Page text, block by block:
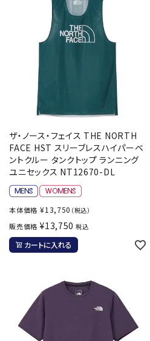
ザ・ノース・フェイス THE NORTH
FACE HST スリーブレスハイパーベ
ントクルー タンクトップ ランニング
ユニセックス NT12670-DL
本体価格 ¥13,750 （税込）
販売価格 ¥13,750 税込
カートに入れる